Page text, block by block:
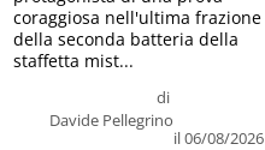
di
Davide Pellegrino
il 06/08/2026
coraggiosa nell'ultima frazione
della seconda batteria della
staffetta mist...